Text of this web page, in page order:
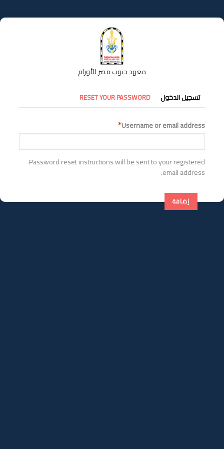
إلى
المحتوى
معهد جنوب مصر للأورام
التبويبات
الأساسية
تسجيل الدخول RESET YOUR PASSWORD
Username or email address
Password reset instructions will be sent to your registered
email address.